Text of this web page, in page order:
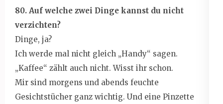
80. Auf welche zwei Dinge kannst du nicht
verzichten?
Dinge, ja?
Ich werde mal nicht gleich „Handy“ sagen.
„Kaffee“ zählt auch nicht. Wisst ihr schon.
Mir sind morgens und abends feuchte
Gesichtstücher ganz wichtig. Und eine Pinzette